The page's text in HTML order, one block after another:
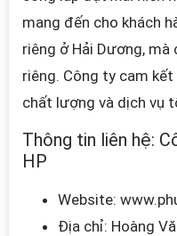
mang đến cho khách
riêng ở Hải Dương,
riêng. Công ty cam
chất lượng và dịch vụ
Thông tin liên hệ:
HP
Website:
Địa chỉ: Hoàng